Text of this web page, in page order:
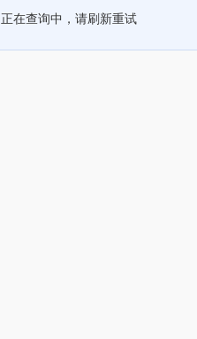
正在查询中，请刷新重试